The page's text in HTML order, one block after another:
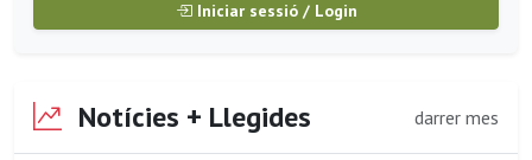
Iniciar sessió / Login
Notícies + Llegides darrer mes